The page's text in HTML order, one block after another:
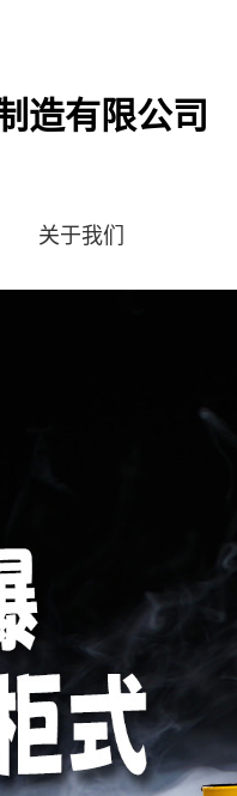
造有限公司
关于我们